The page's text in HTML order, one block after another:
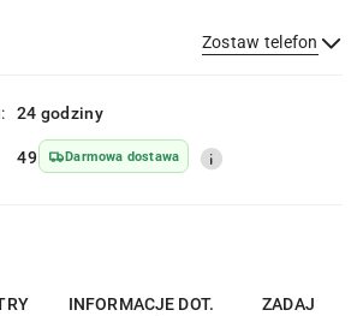
Zostaw telefon
Wyślij
24 godziny
49 Darmowa dostawa
INFORMACJE DOT.
ZADAJ